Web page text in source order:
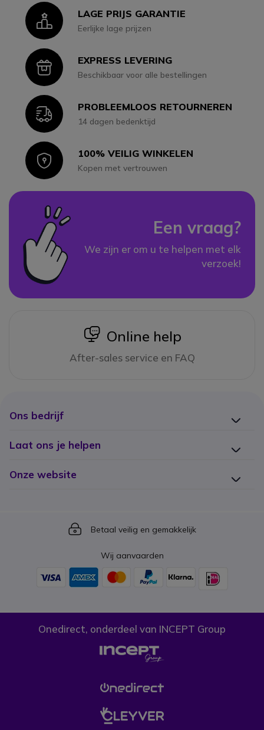
IconLAGE PRIJS GARANTIE
Eerlijke lage prijzen
IconEXPRESS LEVERING
Beschikbaar voor alle bestellingen
IconPROBLEEMLOOS RETOURNEREN
14 dagen bedenktijd
Icon100% VEILIG WINKELEN
Kopen met vertrouwen
Een vraag?
We zijn er om u te helpen met elk
verzoek!
icon
Online help
After-sales service en FAQ
Ons bedrijf
Laat ons je helpen
Onze website
Icon
Betaal veilig en gemakkelijk
Wij aanvaarden
Onedirect, onderdeel van INCEPT Group